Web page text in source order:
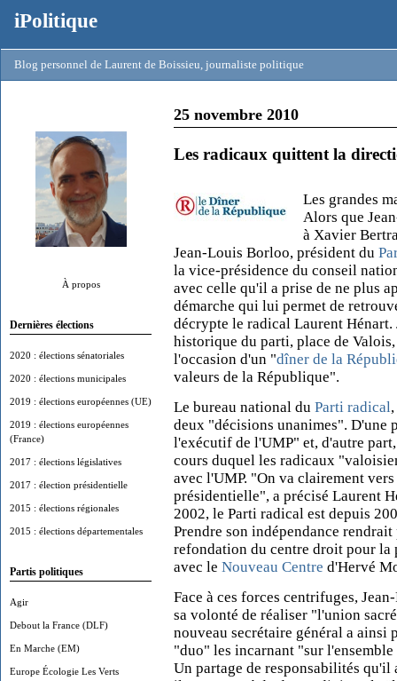
iPolitique
Blog personnel de Laurent de Boissieu, journaliste politique
À propos
Dernières élections
2020 : élections sénatoriales
2020 : élections municipales
2019 : élections européennes (UE)
2019 : élections européennes
(France)
2017 : élections législatives
2017 : élection présidentielle
2015 : élections régionales
2015 : élections départementales
Partis politiques
Agir
Debout la France (DLF)
En Marche (EM)
Europe Écologie Les Verts
25 novembre 2010
Les radicaux quittent la
Les grandes
Alors que
à Xavier
Jean-Louis Borloo, président du
la vice-présidence du conseil
avec celle qu'il a prise de ne plus
démarche qui lui permet de
décrypte le radical Laurent
historique du parti, place de
l'occasion d'un "dîner de la
valeurs de la République".
Le bureau national du Parti radical
deux "décisions unanimes". D'une
l'exécutif de l'UMP" et, d'autre
cours duquel les radicaux
avec l'UMP. "On va clairement
présidentielle", a précisé Laurent
2002, le Parti radical est depuis
Prendre son indépendance
refondation du centre droit pour la
avec le Nouveau Centre d'Hervé
Face à ces forces centrifuges,
sa volonté de réaliser "l'union
nouveau secrétaire général a
"duo" les incarnant "sur
Un partage de responsabilités